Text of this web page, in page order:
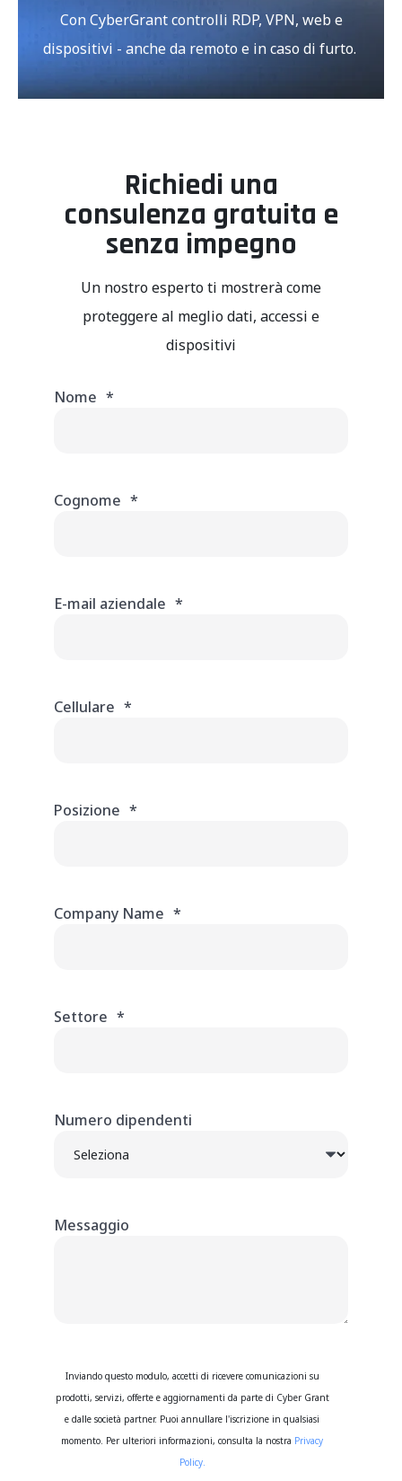
Con CyberGrant controlli RDP, VPN, web e
dispositivi - anche da remoto e in caso di furto.
Richiedi una
consulenza gratuita e
senza impegno
Un nostro esperto ti mostrerà come
proteggere al meglio dati, accessi e
dispositivi
Nome *
Cognome *
E-mail aziendale *
Cellulare *
Posizione *
Company Name *
Settore *
Numero dipendenti
Messaggio
Inviando questo modulo, accetti di ricevere comunicazioni su
prodotti, servizi, offerte e aggiornamenti da parte di Cyber Grant
e dalle società partner. Puoi annullare l'iscrizione in qualsiasi
momento. Per ulteriori informazioni, consulta la nostra Privacy
Policy.